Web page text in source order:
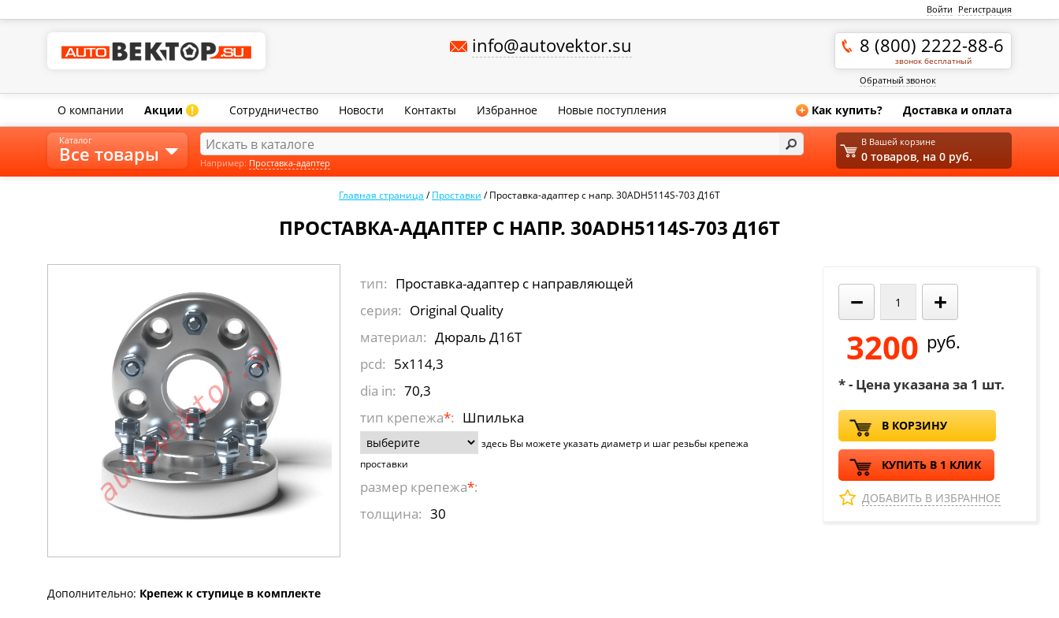
Войти Регистрация
info@autovektor.su 8 (800) 2222-88-6
звонок бесплатный
Обратный звонок
О компании Акции ! Сотрудничество Новости Контакты Избранное Новые поступления + Как купить? Доставка и оплата
Главная страница /Проставки /Проставка-адаптер с напр. 30ADH5114S-703 Д16Т
ПРОСТАВКА-АДАПТЕР С НАПР. 30ADH5114S-703 Д16Т
тип: Проставка-адаптер с направляющей
серия: Original Quality
материал: Дюраль Д16Т
pcd: 5x114,3
dia in: 70,3
тип крепежа*: Шпилька
здесь Вы можете указать диаметр и шаг резьбы крепежа
проставки
размер крепежа*:
толщина: 30
− +
3200 руб.
* - Цена указана за 1 шт.
В КОРЗИНУ
КУПИТЬ В 1 КЛИК
ДОБАВИТЬ В ИЗБРАННОЕ
Дополнительно: Крепеж к ступице в комплекте
Каталог
Все товары
В Вашей корзине
0 товаров, на 0 руб.
Например: Проставка-адаптер